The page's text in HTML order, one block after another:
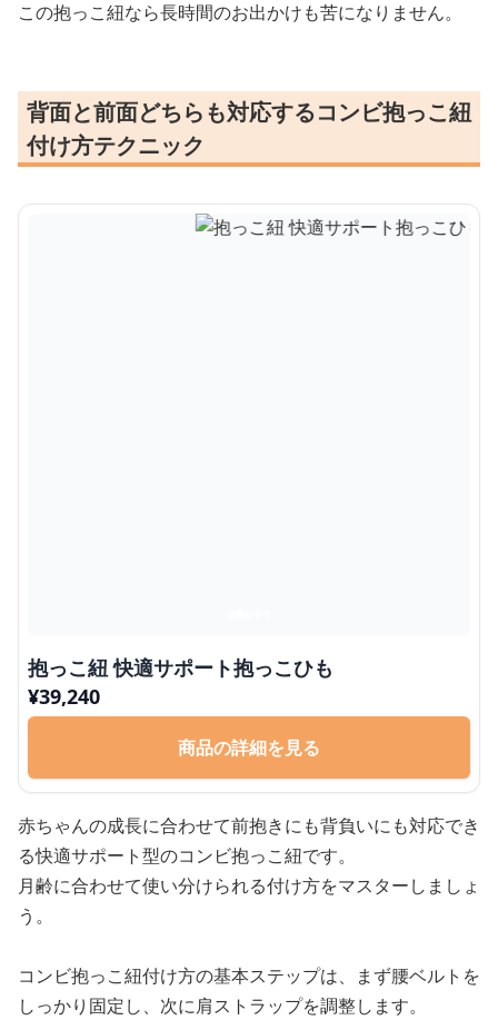
この抱っこ紐なら長時間のお出かけも苦になりません。
背面と前面どちらも対応するコンビ抱っこ紐
付け方テクニック
抱っこ紐 快適サポート抱っこひも
¥39,240
商品の詳細を見る
赤ちゃんの成長に合わせて前抱きにも背負いにも対応でき
る快適サポート型のコンビ抱っこ紐です。
月齢に合わせて使い分けられる付け方をマスターしましょ
う。
コンビ抱っこ紐付け方の基本ステップは、まず腰ベルトを
しっかり固定し、次に肩ストラップを調整します。